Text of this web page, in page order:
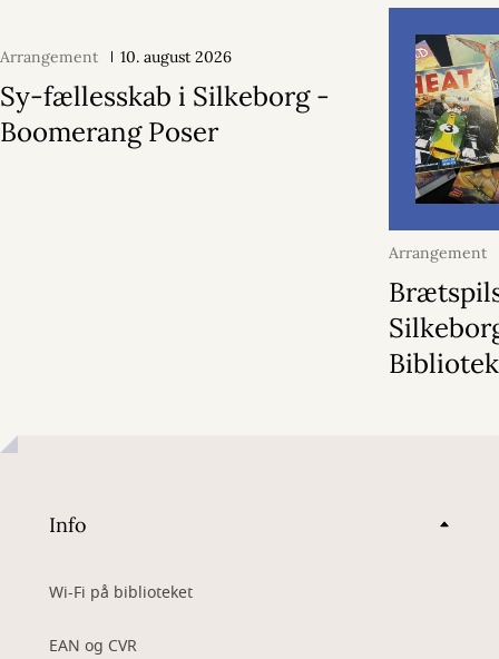
Arrangement 10. august 2026
Sy-fællesskab i Silkeborg -
Boomerang Poser
Arrangement
2026
Bibliotek
Info
Wi-Fi på biblioteket
EAN og CVR